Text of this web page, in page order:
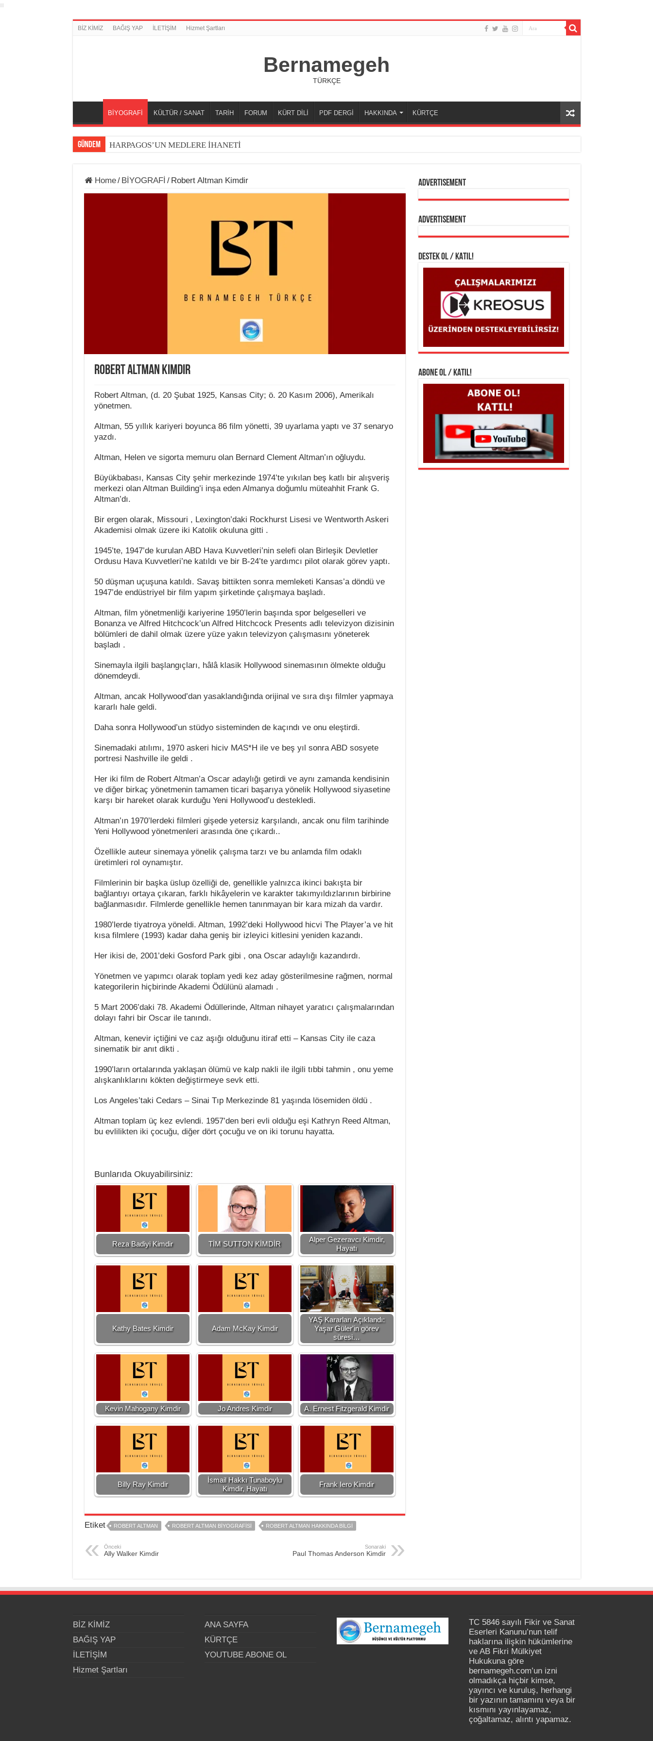
BİZ KİMİZ BAĞIŞ YAP İLETİŞİM Hizmet Şartları
Bernamegeh
TÜRKÇE
BİYOGRAFİ KÜLTÜR / SANAT TARİH FORUM KÜRT DİLİ PDF DERGİ HAKKINDA KÜRTÇE
GÜNDEM HARPAGOS’UN MEDLERE İHANETİ
Home/ BİYOGRAFİ / Robert Altman Kimdir
Robert Altman Kimdir
Robert Altman, (d. 20 Şubat 1925, Kansas City; ö. 20 Kasım 2006), Amerikalı
yönetmen.
Altman, 55 yıllık kariyeri boyunca 86 film yönetti, 39 uyarlama yaptı ve 37 senaryo
yazdı.
Altman, Helen ve sigorta memuru olan Bernard Clement Altman’ın oğluydu.
Büyükbabası, Kansas City şehir merkezinde 1974’te yıkılan beş katlı bir alışveriş
merkezi olan Altman Building’i inşa eden Almanya doğumlu müteahhit Frank G.
Altman’dı.
Bir ergen olarak, Missouri , Lexington’daki Rockhurst Lisesi ve Wentworth Askeri
Akademisi olmak üzere iki Katolik okuluna gitti .
1945’te, 1947’de kurulan ABD Hava Kuvvetleri’nin selefi olan Birleşik Devletler
Ordusu Hava Kuvvetleri’ne katıldı ve bir B-24’te yardımcı pilot olarak görev yaptı.
50 düşman uçuşuna katıldı. Savaş bittikten sonra memleketi Kansas’a döndü ve
1947’de endüstriyel bir film yapım şirketinde çalışmaya başladı.
Altman, film yönetmenliği kariyerine 1950’lerin başında spor belgeselleri ve
Bonanza ve Alfred Hitchcock’un Alfred Hitchcock Presents adlı televizyon dizisinin
bölümleri de dahil olmak üzere yüze yakın televizyon çalışmasını yöneterek
başladı .
Sinemayla ilgili başlangıçları, hâlâ klasik Hollywood sinemasının ölmekte olduğu
dönemdeydi.
Altman, ancak Hollywood’dan yasaklandığında orijinal ve sıra dışı filmler yapmaya
kararlı hale geldi.
Daha sonra Hollywood’un stüdyo sisteminden de kaçındı ve onu eleştirdi.
Sinemadaki atılımı, 1970 askeri hiciv MAS*H ile ve beş yıl sonra ABD sosyete
portresi Nashville ile geldi .
Her iki film de Robert Altman’a Oscar adaylığı getirdi ve aynı zamanda kendisinin
ve diğer birkaç yönetmenin tamamen ticari başarıya yönelik Hollywood siyasetine
karşı bir hareket olarak kurduğu Yeni Hollywood’u destekledi.
Altman’ın 1970’lerdeki filmleri gişede yetersiz karşılandı, ancak onu film tarihinde
Yeni Hollywood yönetmenleri arasında öne çıkardı..
Özellikle auteur sinemaya yönelik çalışma tarzı ve bu anlamda film odaklı
üretimleri rol oynamıştır.
Filmlerinin bir başka üslup özelliği de, genellikle yalnızca ikinci bakışta bir
bağlantıyı ortaya çıkaran, farklı hikâyelerin ve karakter takımyıldızlarının birbirine
bağlanmasıdır. Filmlerde genellikle hemen tanınmayan bir kara mizah da vardır.
1980’lerde tiyatroya yöneldi. Altman, 1992’deki Hollywood hicvi The Player’a ve hit
kısa filmlere (1993) kadar daha geniş bir izleyici kitlesini yeniden kazandı.
Her ikisi de, 2001’deki Gosford Park gibi , ona Oscar adaylığı kazandırdı.
Yönetmen ve yapımcı olarak toplam yedi kez aday gösterilmesine rağmen, normal
kategorilerin hiçbirinde Akademi Ödülünü alamadı .
5 Mart 2006’daki 78. Akademi Ödüllerinde, Altman nihayet yaratıcı çalışmalarından
dolayı fahri bir Oscar ile tanındı.
Altman, kenevir içtiğini ve caz aşığı olduğunu itiraf etti – Kansas City ile caza
sinematik bir anıt dikti .
1990’ların ortalarında yaklaşan ölümü ve kalp nakli ile ilgili tıbbi tahmin , onu yeme
alışkanlıklarını kökten değiştirmeye sevk etti.
Los Angeles’taki Cedars – Sinai Tıp Merkezinde 81 yaşında lösemiden öldü .
Altman toplam üç kez evlendi. 1957’den beri evli olduğu eşi Kathryn Reed Altman,
bu evlilikten iki çocuğu, diğer dört çocuğu ve on iki torunu hayatta.
Bunlarıda Okuyabilirsiniz:
Reza Badiyi Kimdir TİM SUTTON KİMDİR
Alper Gezeravcı Kimdir,
Hayatı
Kathy Bates Kimdir Adam McKay Kimdir
YAŞ Kararları Açıklandı:
Yaşar Güler'in görev
süresi…
Kevin Mahogany Kimdir Jo Andres Kimdir A. Ernest Fitzgerald Kimdir
Billy Ray Kimdir
İsmail Hakkı Tunaboylu
Kimdir, Hayatı
Frank Iero Kimdir
Etiket ROBERT ALTMAN ROBERT ALTMAN BIYOGRAFISI ROBERT ALTMAN HAKKINDA BILGI
Önceki
Ally Walker Kimdir
Sonaraki
Paul Thomas Anderson Kimdir
Advertisement
Advertisement
DESTEK OL / KATIL!
ABONE OL / KATIL!
BİZ KİMİZ
BAĞIŞ YAP
İLETİŞİM
Hizmet Şartları
ANA SAYFA
KÜRTÇE
YOUTUBE ABONE OL
TC 5846 sayılı Fikir ve Sanat
Eserleri Kanunu’nun telif
haklarına ilişkin hükümlerine
ve AB Fikri Mülkiyet
Hukukuna göre
bernamegeh.com’un izni
olmadıkça hiçbir kimse,
yayıncı ve kuruluş, herhangi
bir yazının tamamını veya bir
kısmını yayınlayamaz,
çoğaltamaz, alıntı yapamaz.